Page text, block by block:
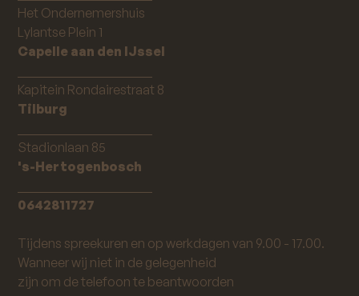
Het Ondernemershuis
Lylantse Plein 1
Capelle aan den IJssel
Kapitein Rondairestraat 8
Tilburg
Stadionlaan 85
's-Hertogenbosch
0642811727
Tijdens spreekuren en op werkdagen van 9.00 - 17.00.
Wanneer wij niet in de gelegenheid
zijn om de telefoon te beantwoorden